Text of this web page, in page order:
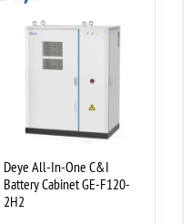
Deye All-In-One C&I
Battery Cabinet GE-F120-
2H2